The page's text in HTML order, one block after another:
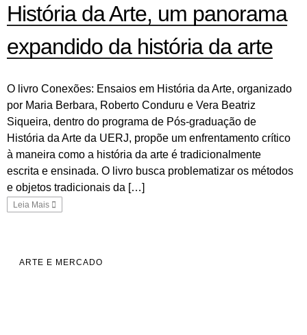
História da Arte, um panorama
expandido da história da arte
O livro Conexões: Ensaios em História da Arte, organizado
por Maria Berbara, Roberto Conduru e Vera Beatriz
Siqueira, dentro do programa de Pós-graduação de
História da Arte da UERJ, propõe um enfrentamento crítico
à maneira como a história da arte é tradicionalmente
escrita e ensinada. O livro busca problematizar os métodos
e objetos tradicionais da […]
Leia Mais
ARTE E MERCADO